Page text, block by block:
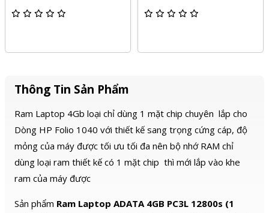
Thông Tin Sản Phẩm
Ram Laptop 4Gb loại chỉ dùng 1 mặt chip chuyên lắp cho
Dòng HP Folio 1040 với thiết kế sang trọng cứng cáp, độ
mỏng của máy được tối ưu tối đa nên bộ nhớ RAM chỉ
dùng loại ram thiết kế có 1 mặt chip thì mới lắp vào khe
ram của máy được
Sản phẩm Ram Laptop ADATA 4GB PC3L 12800s (1